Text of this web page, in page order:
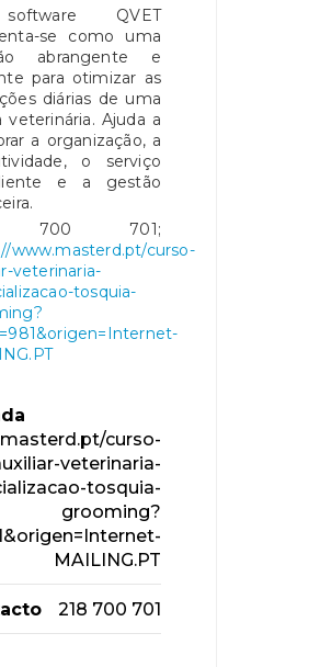
QVET
se como uma
abrangente e
para otimizar as
diárias de uma
veterinária. Ajuda a
a organização, a
o serviço
e a gestão
700 701;
www.masterd.pt/curso-
veterinaria-
tosquia-
curso-
veterinaria-
tosquia-
grooming?
MAILING.PT
218 700 701